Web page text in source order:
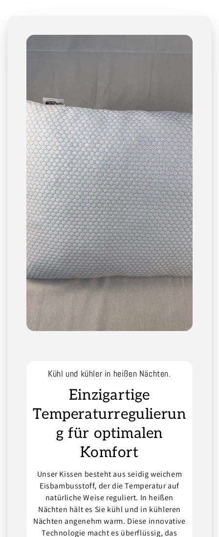
Kühl und kühler in heißen Nächten.
Einzigartige
Temperaturregulierun
g für optimalen
Komfort
Unser Kissen besteht aus seidig weichem
Eisbambusstoff, der die Temperatur auf
natürliche Weise reguliert. In heißen
Nächten hält es Sie kühl und in kühleren
Nächten angenehm warm. Diese innovative
Technologie macht es überflüssig, das